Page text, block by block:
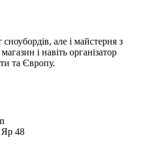
але і майстерня з
і навіть організатор
та Європу.
Яр 48